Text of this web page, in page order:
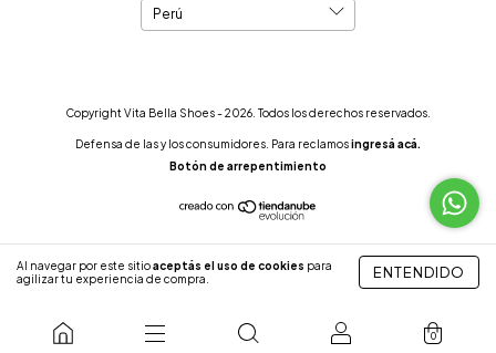
Al navegar por este sitioaceptás el uso de cookies para
agilizar tu experiencia de compra.
ENTENDIDO
0
Copyright Vita Bella Shoes - 2026. Todos los derechos reservados.
Defensa de las y los consumidores. Para reclamosingresá acá.
Botón de arrepentimiento